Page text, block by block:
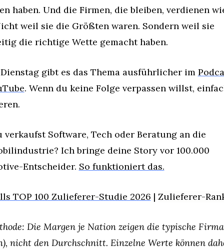
haben. Und die Firmen, die bleiben, verdienen
weil sie die Größten waren. Sondern weil sie
die richtige Wette gemacht haben.
Dienstag gibt es das Thema ausführlicher im
. Wenn du keine Folge verpassen willst,
verkaufst Software, Tech oder Beratung an die
Ich bringe deine Story vor 100.000
Entscheider. So funktioniert das.
TOP 100 Zulieferer-Studie 2026 | Zulieferer-
Die Margen je Nation zeigen die typische Firma
nicht den Durchschnitt. Einzelne Werte können